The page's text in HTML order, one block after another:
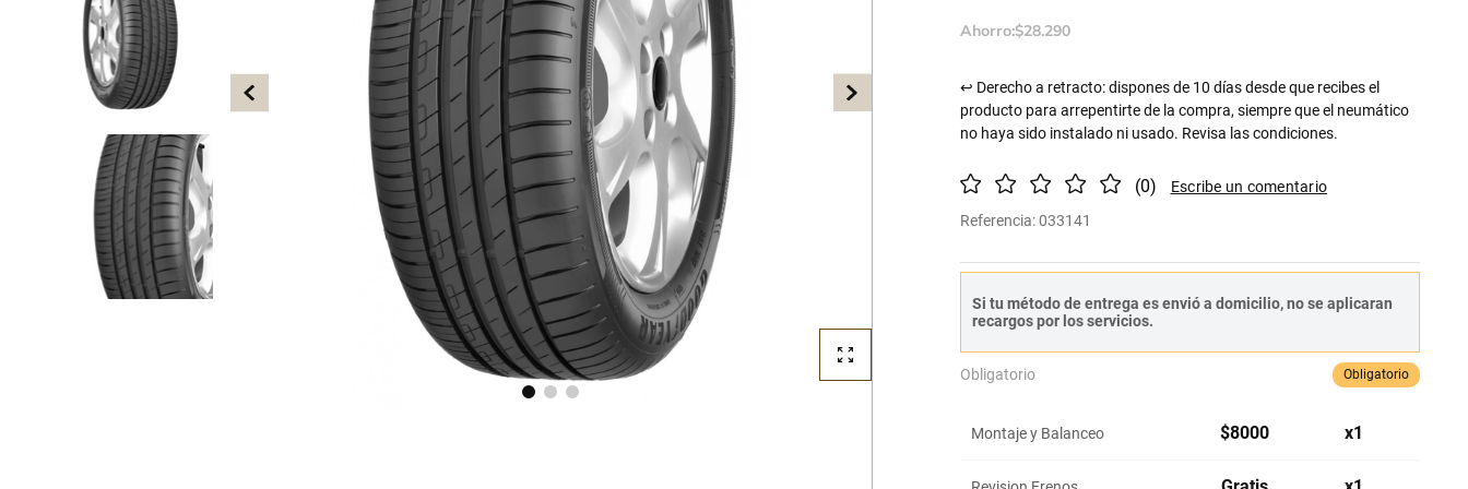
Ahorro:$28.290
↩ Derecho a retracto: dispones de 10 días desde que recibes el
producto para arrepentirte de la compra, siempre que el neumático
no haya sido instalado ni usado. Revisa las condiciones.
(0)
Referencia:033141
Si tu método de entrega es envió a domicilio, no se aplicaran
recargos por los servicios.
Obligatorio Obligatorio
Montaje y Balanceo $8000 x1